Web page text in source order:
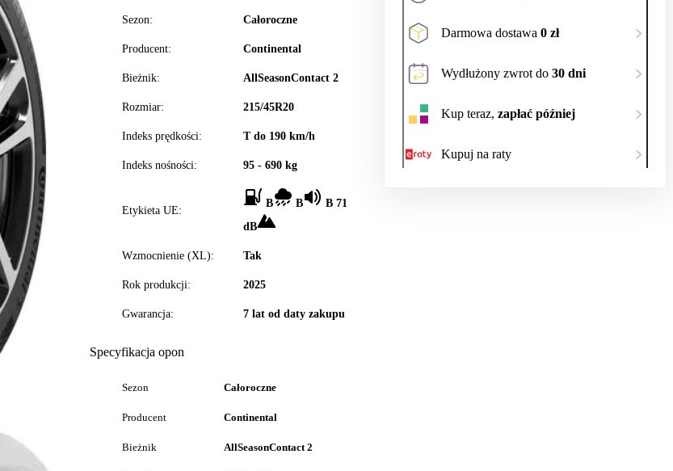
Sezon: Całoroczne
Producent: Continental
Bieżnik: AllSeasonContact 2
Rozmiar: 215/45R20
Indeks prędkości: T do 190 km/h
Indeks nośności: 95 - 690 kg
Etykieta UE:
B B
B 71
dB
Wzmocnienie (XL): Tak
Rok produkcji: 2025
Gwarancja: 7 lat od daty zakupu
Specyfikacja opon
Sezon Całoroczne
Producent Continental
Bieżnik AllSeasonContact 2
Darmowa dostawa 0 zł
Wydłużony zwrot do 30 dni
Kup teraz, zapłać później
Kupuj na raty